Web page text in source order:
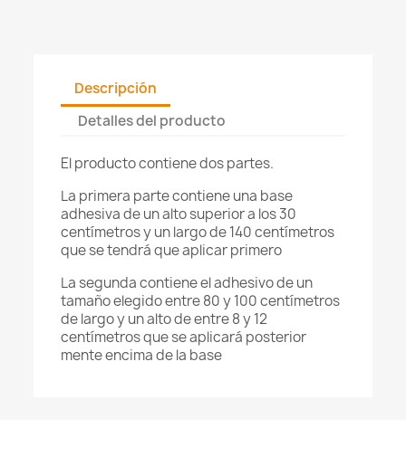
Descripción
Detalles del producto
El producto contiene dos partes.
La primera parte contiene una base
adhesiva de un alto superior a los 30
centímetros y un largo de 140 centímetros
que se tendrá que aplicar primero
La segunda contiene el adhesivo de un
tamaño elegido entre 80 y 100 centímetros
de largo y un alto de entre 8 y 12
centímetros que se aplicará posterior
mente encima de la base